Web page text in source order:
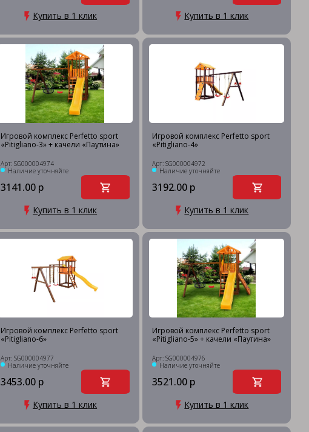
Купить в 1 клик Купить в 1 клик
Игровой комплекс Perfetto sport
«Pitigliano-3» + качели «Паутина»
Арт: SG000004974
Наличие уточняйте
3141.00 р
Купить в 1 клик
Игровой комплекс Perfetto sport
«Pitigliano-4»
Арт: SG000004972
Наличие уточняйте
3192.00 р
Купить в 1 клик
Игровой комплекс Perfetto sport
«Pitigliano-6»
Арт: SG000004977
Наличие уточняйте
3453.00 р
Купить в 1 клик
Игровой комплекс Perfetto sport
«Pitigliano-5» + качели «Паутина»
Арт: SG000004976
Наличие уточняйте
3521.00 р
Купить в 1 клик